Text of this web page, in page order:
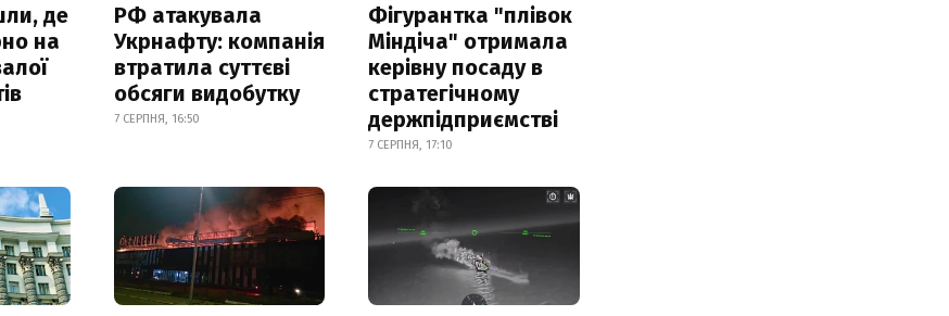
де
на
РФ атакувала
Укрнафту: компанія
втратила суттєві
обсяги видобутку
7 СЕРПНЯ, 16:50
Фігурантка "плівок
Міндіча" отримала
керівну посаду в
стратегічному
держпідприємстві
7 СЕРПНЯ, 17:10